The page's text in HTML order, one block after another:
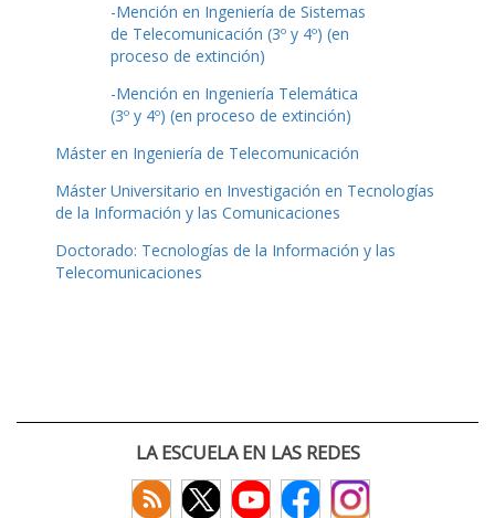
-Mención en Ingeniería de Sistemas
de Telecomunicación (3º y 4º) (en
proceso de extinción)
-Mención en Ingeniería Telemática
(3º y 4º) (en proceso de extinción)
Máster en Ingeniería de Telecomunicación
Máster Universitario en Investigación en Tecnologías
de la Información y las Comunicaciones
Doctorado: Tecnologías de la Información y las
Telecomunicaciones
LA ESCUELA EN LAS REDES